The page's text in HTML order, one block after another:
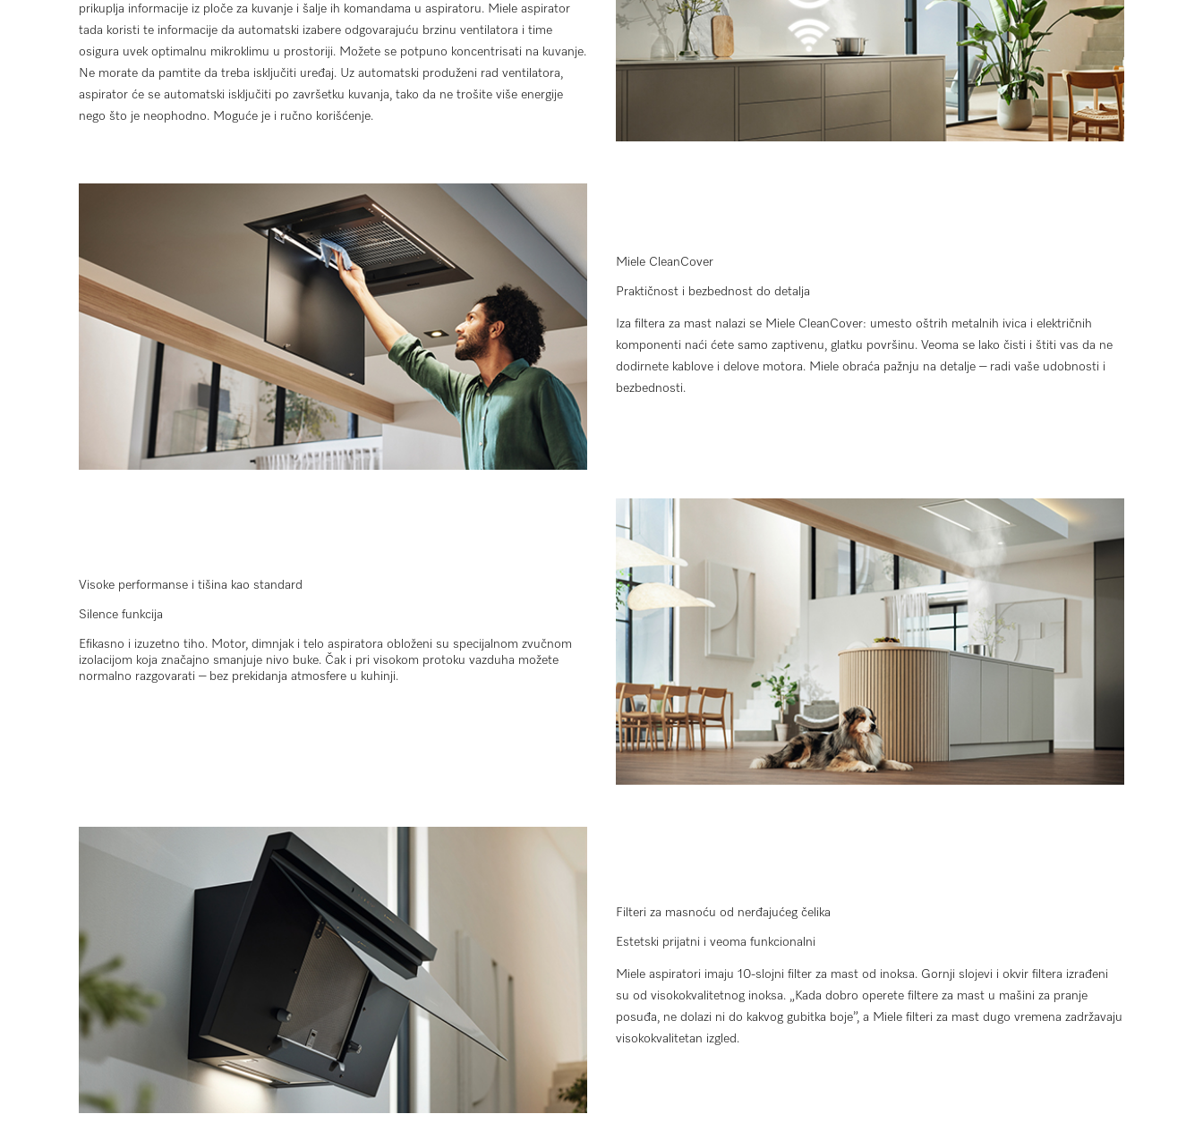
prikuplja informacije iz ploče za kuvanje i šalje ih komandama u aspiratoru. Miele aspirator
tada koristi te informacije da automatski izabere odgovarajuću brzinu ventilatora i time
osigura uvek optimalnu mikroklimu u prostoriji. Možete se potpuno koncentrisati na kuvanje.
Ne morate da pamtite da treba isključiti uređaj. Uz automatski produženi rad ventilatora,
aspirator će se automatski isključiti po završetku kuvanja, tako da ne trošite više energije
nego što je neophodno. Moguće je i ručno korišćenje.
Miele CleanCover
Praktičnost i bezbednost do detalja
Iza filtera za mast nalazi se Miele CleanCover: umesto oštrih metalnih ivica i električnih
komponenti naći ćete samo zaptivenu, glatku površinu. Veoma se lako čisti i štiti vas da ne
dodirnete kablove i delove motora. Miele obraća pažnju na detalje – radi vaše udobnosti i
bezbednosti.
Visoke performanse i tišina kao standard
Silence funkcija
Efikasno i izuzetno tiho. Motor, dimnjak i telo aspiratora obloženi su specijalnom zvučnom
izolacijom koja značajno smanjuje nivo buke. Čak i pri visokom protoku vazduha možete
normalno razgovarati – bez prekidanja atmosfere u kuhinji.
Filteri za masnoću od nerđajućeg čelika
Estetski prijatni i veoma funkcionalni
Miele aspiratori imaju 10-slojni filter za mast od inoksa. Gornji slojevi i okvir filtera izrađeni
su od visokokvalitetnog inoksa. „Kada dobro operete filtere za mast u mašini za pranje
posuđa, ne dolazi ni do kakvog gubitka boje”, a Miele filteri za mast dugo vremena zadržavaju
visokokvalitetan izgled.